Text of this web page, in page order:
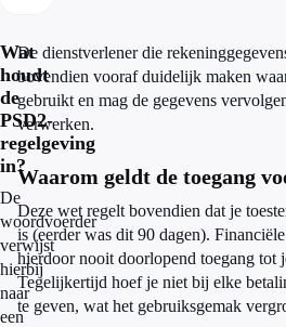
Wat
houdt
de
PSD2-
regelgeving
in?
De
woordvoerder
verwijst
hierbij
naar
een
De dienstverlener die
bovendien vooraf duidelijk maken
gebruikt en mag de gegevens
verwerken.
Waarom geldt de toegang
Deze wet regelt bovendien dat je
is (eerder was dit 90 dagen).
hierdoor nooit doorlopend toegang tot
Tegelijkertijd hoef je niet bij elke
te geven, wat het gebruiksgemak